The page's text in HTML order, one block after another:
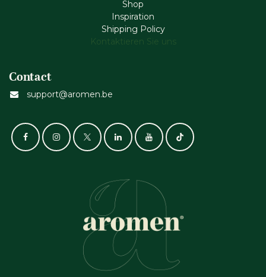
Shop
Inspiration
Shipping Policy
Kontaktieren Sie uns
Contact
support@aromen.be